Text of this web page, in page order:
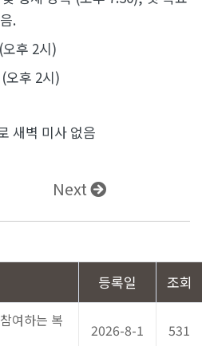
.
후 2시)
오후 2시)
새벽 미사 없음
Next
등록일 조회
여하는 복
2026-8-1 531